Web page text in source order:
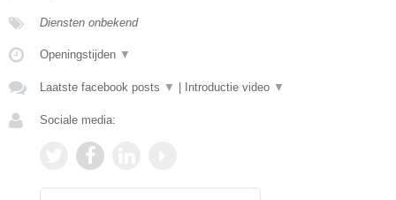
Diensten onbekend
Openingstijden ▼
Laatste facebook posts ▼ | Introductie video ▼
Sociale media: